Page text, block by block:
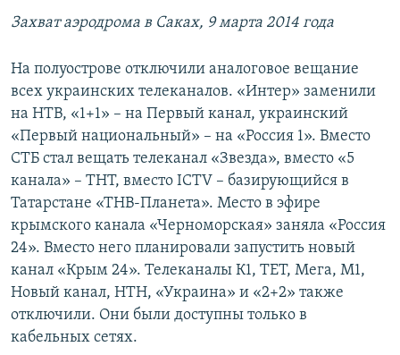
Захват аэродрома в Саках, 9 марта 2014 года
На полуострове отключили аналоговое вещание
всех украинских телеканалов. «Интер» заменили
на НТВ, «1+1» – на Первый канал, украинский
«Первый национальный» – на «Россия 1». Вместо
СТБ стал вещать телеканал «Звезда», вместо «5
канала» – ТНТ, вместо ICTV – базирующийся в
Татарстане «ТНВ-Планета». Место в эфире
крымского канала «Черноморская» заняла «Россия
24». Вместо него планировали запустить новый
канал «Крым 24». Телеканалы К1, ТЕТ, Мега, М1,
Новый канал, НТН, «Украина» и «2+2» также
отключили. Они были доступны только в
кабельных сетях.